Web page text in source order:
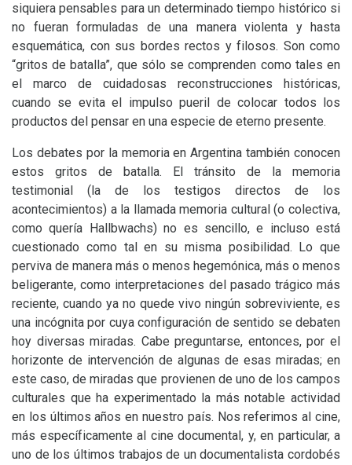
siquiera pensables para un determinado tiempo histórico si
no fueran formuladas de una manera violenta y hasta
esquemática, con sus bordes rectos y filosos. Son como
“gritos de batalla”, que sólo se comprenden como tales en
el marco de cuidadosas reconstrucciones históricas,
cuando se evita el impulso pueril de colocar todos los
productos del pensar en una especie de eterno presente.
Los debates por la memoria en Argentina también conocen
estos gritos de batalla. El tránsito de la memoria
testimonial (la de los testigos directos de los
acontecimientos) a la llamada memoria cultural (o colectiva,
como quería Hallbwachs) no es sencillo, e incluso está
cuestionado como tal en su misma posibilidad. Lo que
perviva de manera más o menos hegemónica, más o menos
beligerante, como interpretaciones del pasado trágico más
reciente, cuando ya no quede vivo ningún sobreviviente, es
una incógnita por cuya configuración de sentido se debaten
hoy diversas miradas. Cabe preguntarse, entonces, por el
horizonte de intervención de algunas de esas miradas; en
este caso, de miradas que provienen de uno de los campos
culturales que ha experimentado la más notable actividad
en los últimos años en nuestro país. Nos referimos al cine,
más específicamente al cine documental, y, en particular, a
uno de los últimos trabajos de un documentalista cordobés